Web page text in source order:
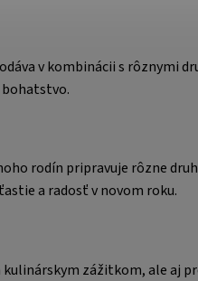
v kombinácii s rôznymi
rodín pripravuje rôzne
a radosť v novom roku.
zážitkom, ale aj